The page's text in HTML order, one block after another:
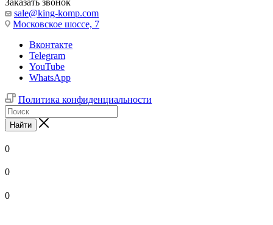
Заказать звонок
sale@king-komp.com
Московское шоссе, 7
Вконтакте
Telegram
YouTube
WhatsApp
Политика конфиденциальности
Найти
0
0
0